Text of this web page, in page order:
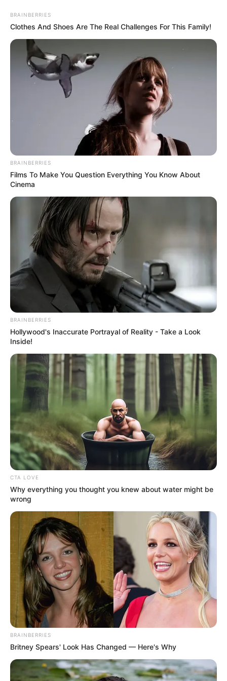
HOME
INSPIRASI
STYLE
FILM &
SERIES
NGAKAK
QUOTES
HYPE
MORE
SINETRON
Inilah Para Pemeran Sinetron
BRAINBERRIES
Clothes And Shoes Are The Real Challenges For This Family!
BRAINBERRIES
Films To Make You Question Everything You Know About
Cinema
BRAINBERRIES
Hollywood's Inaccurate Portrayal of Reality - Take a Look
Inside!
CTA LOVE
Why everything you thought you knew about water might be
wrong
BRAINBERRIES
Britney Spears' Look Has Changed — Here's Why